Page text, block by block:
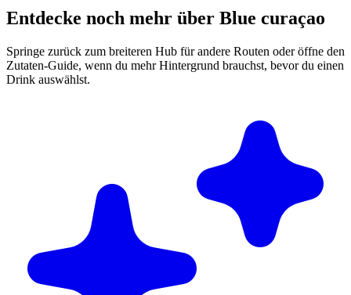
Entdecke noch mehr über Blue curaçao
Springe zurück zum breiteren Hub für andere Routen oder öffne den
Zutaten-Guide, wenn du mehr Hintergrund brauchst, bevor du einen
Drink auswählst.